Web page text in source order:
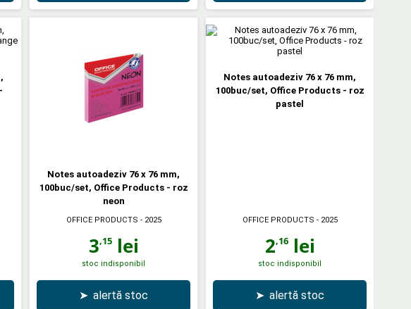
Notes autoadeziv 76 x 76 mm,
100buc/set, Office Products - roz
neon
OFFICE PRODUCTS - 2025
3,15lei
stoc indisponibil
➤ alertă stoc
Notes autoadeziv 76 x 76 mm,
100buc/set, Office Products - roz
pastel
OFFICE PRODUCTS - 2025
2,16lei
stoc indisponibil
➤ alertă stoc